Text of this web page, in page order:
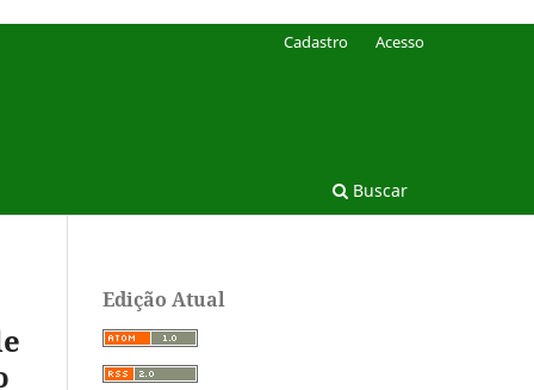
Buscar
Cadastro Acesso
Edição Atual